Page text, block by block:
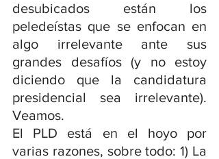
desubicados están los
peledeístas que se enfocan en
algo irrelevante ante sus
grandes desafíos (y no estoy
diciendo que la candidatura
presidencial sea irrelevante).
Veamos.
El PLD está en el hoyo por
varias razones, sobre todo: 1) La